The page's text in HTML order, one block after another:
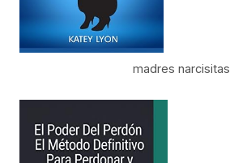
madres narcisitas